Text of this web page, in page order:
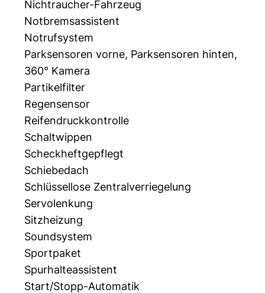
Nichtraucher-Fahrzeug
Notbremsassistent
Notrufsystem
Parksensoren vorne, Parksensoren hinten,
360° Kamera
Partikelfilter
Regensensor
Reifendruckkontrolle
Schaltwippen
Scheckheftgepflegt
Schiebedach
Schlüssellose Zentralverriegelung
Servolenkung
Sitzheizung
Soundsystem
Sportpaket
Spurhalteassistent
Start/Stopp-Automatik